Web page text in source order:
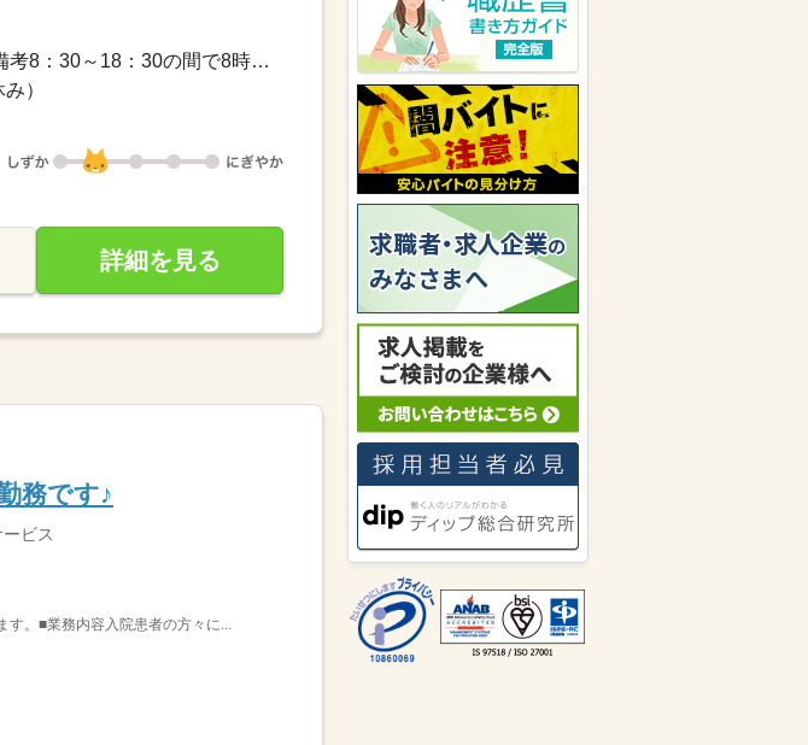
長期 / ■シフト日勤のみ■日勤8：30-17：30（休憩60分）■備考8：30～18：30の間で8時間...
）
詳細を見る
務です♪
ビス
。■業務内容入院患者の方々に...
ました。
愛知県の女性が株式会社H4にキ
ニナルを送りました。
愛知県の男性が 株式会社ワークナ
ビ 名駅西支店にキニナルを送り
ました。
愛知県の男性が株式会社ワークナ
ビ 岡崎支店
にキニナルを送りま
した。
愛知県の女性が株式会社リクルー
トスタッフィング 東海ユニット
にキニナルを送りました。
パーソルエクセルHRパートナー
ズ株式会社が愛知県の女性にキニ
ナルを送りました。
愛知県の男性がNDSキャリア株式
会社にキニナルを送りました。
愛知県の女性が株式会社ワークナ
ビ 大府支店 にキニナルを送りま
株式会社アレス春日井が愛知県の
女性にキニナルを送りました。
愛知県の男性が